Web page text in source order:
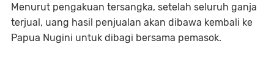
‎Menurut pengakuan tersangka, setelah seluruh ganja
terjual, uang hasil penjualan akan dibawa kembali ke
Papua Nugini untuk dibagi bersama pemasok.